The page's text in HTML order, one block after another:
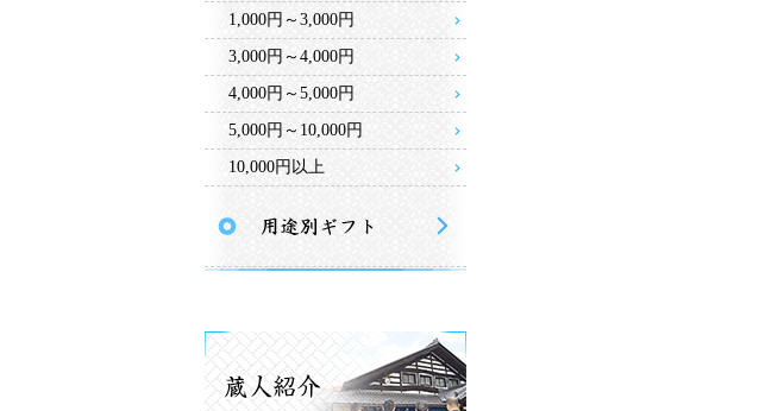
1,000円～3,000円
3,000円～4,000円
4,000円～5,000円
5,000円～10,000円
10,000円以上